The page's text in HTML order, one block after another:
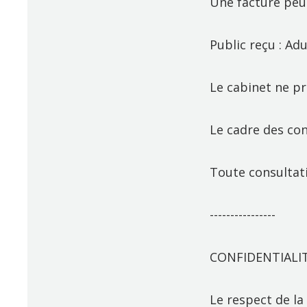
Public reçu :
Le cabinet ne
Le cadre des
Toute
----------------
Le respect de